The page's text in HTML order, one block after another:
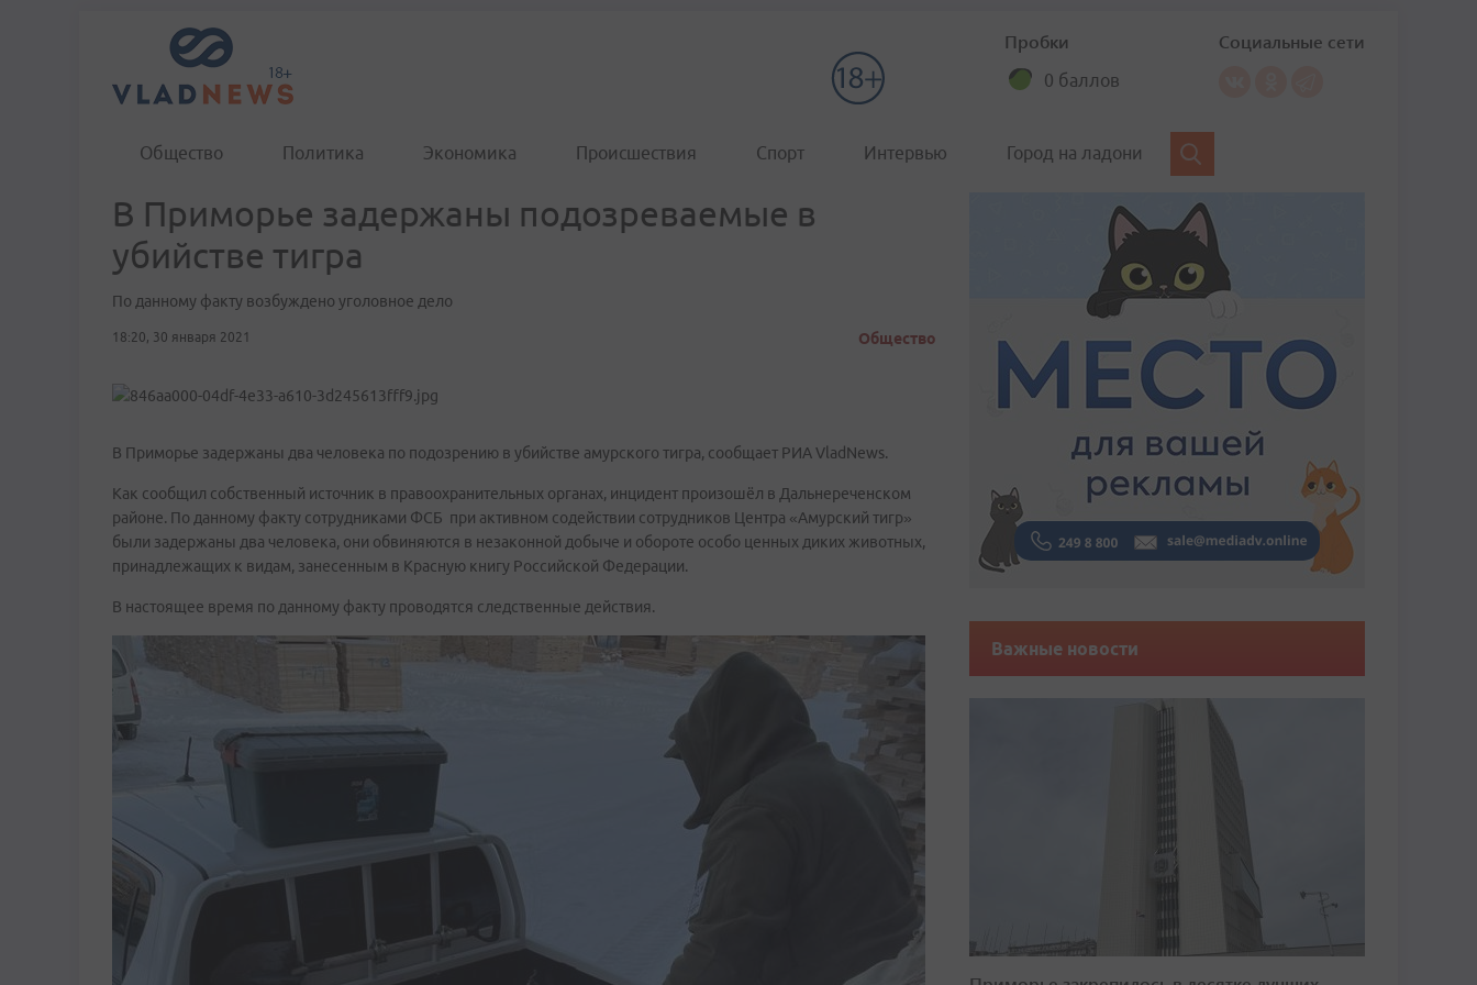
Пробки
0 баллов
Социальные сети
Общество Политика Экономика Происшествия Спорт Интервью Город на ладони
В Приморье задержаны подозреваемые в
убийстве тигра
По данному факту возбуждено уголовное дело
18:20, 30 января 2021 Общество
В Приморье задержаны два человека по подозрению в убийстве амурского тигра, сообщает РИА VladNews.
Как сообщил собственный источник в правоохранительных органах, инцидент произошёл в Дальнереченском
районе. По данному факту сотрудниками ФСБ при активном содействии сотрудников Центра «Амурский тигр»
были задержаны два человека, они обвиняются в незаконной добыче и обороте особо ценных диких животных,
принадлежащих к видам, занесенным в Красную книгу Российской Федерации.
В настоящее время по данному факту проводятся следственные действия.
Важные новости